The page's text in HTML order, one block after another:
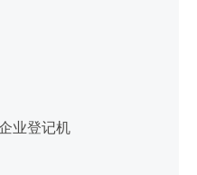
业登记机